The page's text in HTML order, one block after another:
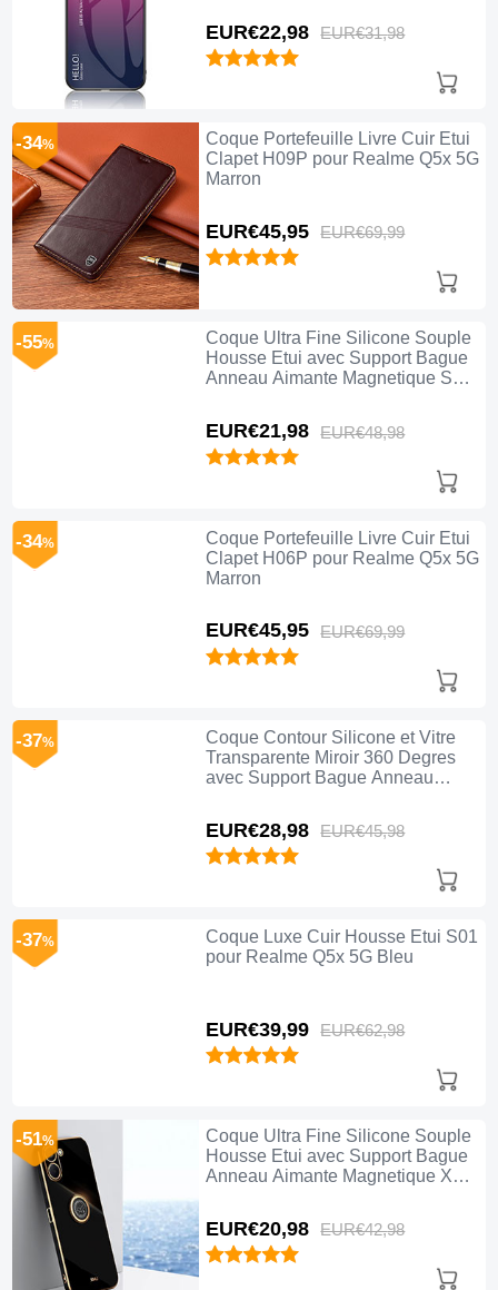
EUR€22,98 EUR€31,98
Coque Portefeuille Livre Cuir Etui
Clapet H09P pour Realme Q5x 5G
Marron
EUR€45,95 EUR€69,99
-34%
Coque Ultra Fine Silicone Souple
Housse Etui avec Support Bague
Anneau Aimante Magnetique S01
EUR€21,98 EUR€48,98
-55%
Coque Portefeuille Livre Cuir Etui
Clapet H06P pour Realme Q5x 5G
Marron
EUR€45,95 EUR€69,99
-34%
Coque Contour Silicone et Vitre
Transparente Miroir 360 Degres
avec Support Bague Anneau
EUR€28,98 EUR€45,98
-37%
Coque Luxe Cuir Housse Etui S01
pour Realme Q5x 5G Bleu
EUR€39,99 EUR€62,98
-37%
Coque Ultra Fine Silicone Souple
Housse Etui avec Support Bague
Anneau Aimante Magnetique XL1
EUR€20,98 EUR€42,98
-51%